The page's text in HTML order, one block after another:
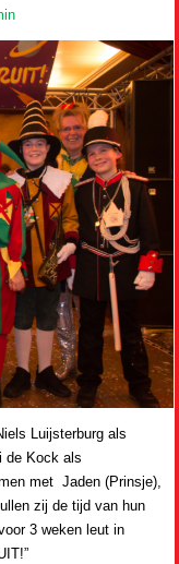
Luijsterburg als
de Kock als
met Jaden (Prinsje),
zij de tijd van hun
3 weken leut in